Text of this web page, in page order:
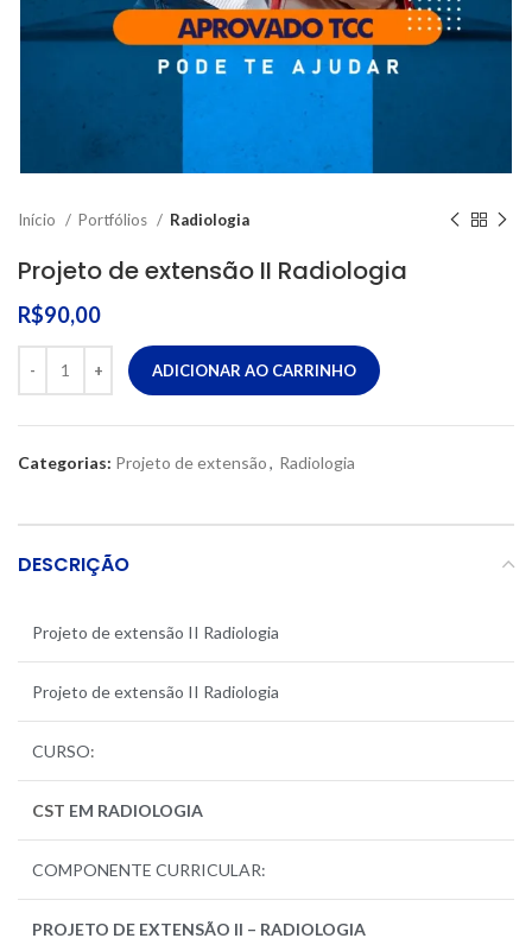
Início Portfólios Radiologia
Projeto de extensão II Radiologia
R$90,00
ADICIONAR AO CARRINHO
Categorias: Projeto de extensão, Radiologia
DESCRIÇÃO
Projeto de extensão II Radiologia
Projeto de extensão II Radiologia
CURSO:
CST EM RADIOLOGIA
COMPONENTE CURRICULAR:
PROJETO DE EXTENSÃO II – RADIOLOGIA